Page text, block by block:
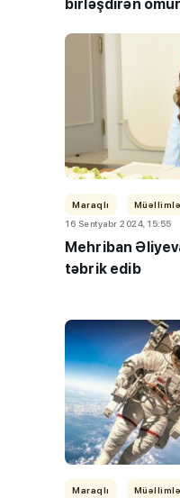
birləşdirən ömür
Maraqlı
16 Sentyabr 2024, 15:55
Mehriban
təbrik edib
Maraqlı